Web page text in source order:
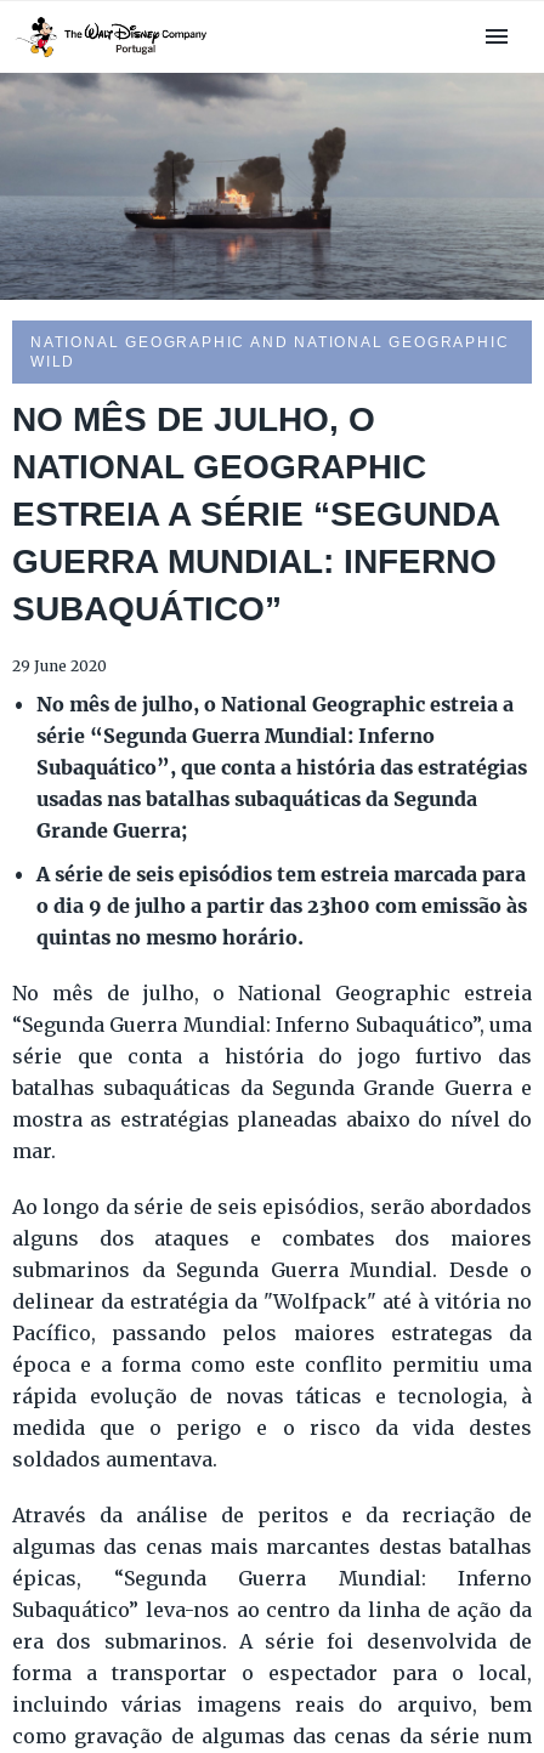
NATIONAL GEOGRAPHIC AND NATIONAL GEOGRAPHIC
WILD
NO MÊS DE JULHO, O
NATIONAL GEOGRAPHIC
ESTREIA A SÉRIE “SEGUNDA
GUERRA MUNDIAL: INFERNO
SUBAQUÁTICO”
29 June 2020
No mês de julho, o National Geographic estreia a
série “Segunda Guerra Mundial: Inferno
Subaquático”, que conta a história das estratégias
usadas nas batalhas subaquáticas da Segunda
Grande Guerra;
A série de seis episódios tem estreia marcada para
o dia 9 de julho a partir das 23h00 com emissão às
quintas no mesmo horário.
No mês de julho, o National Geographic estreia
“Segunda Guerra Mundial: Inferno Subaquático”, uma
série que conta a história do jogo furtivo das
batalhas subaquáticas da Segunda Grande Guerra e
mostra as estratégias planeadas abaixo do nível do
mar.
Ao longo da série de seis episódios, serão abordados
alguns dos ataques e combates dos maiores
submarinos da Segunda Guerra Mundial. Desde o
delinear da estratégia da "Wolfpack" até à vitória no
Pacífico, passando pelos maiores estrategas da
época e a forma como este conflito permitiu uma
rápida evolução de novas táticas e tecnologia, à
medida que o perigo e o risco da vida destes
soldados aumentava.
Através da análise de peritos e da recriação de
algumas das cenas mais marcantes destas batalhas
épicas, “Segunda Guerra Mundial: Inferno
Subaquático” leva-nos ao centro da linha de ação da
era dos submarinos. A série foi desenvolvida de
forma a transportar o espectador para o local,
incluindo várias imagens reais do arquivo, bem
como gravação de algumas das cenas da série num